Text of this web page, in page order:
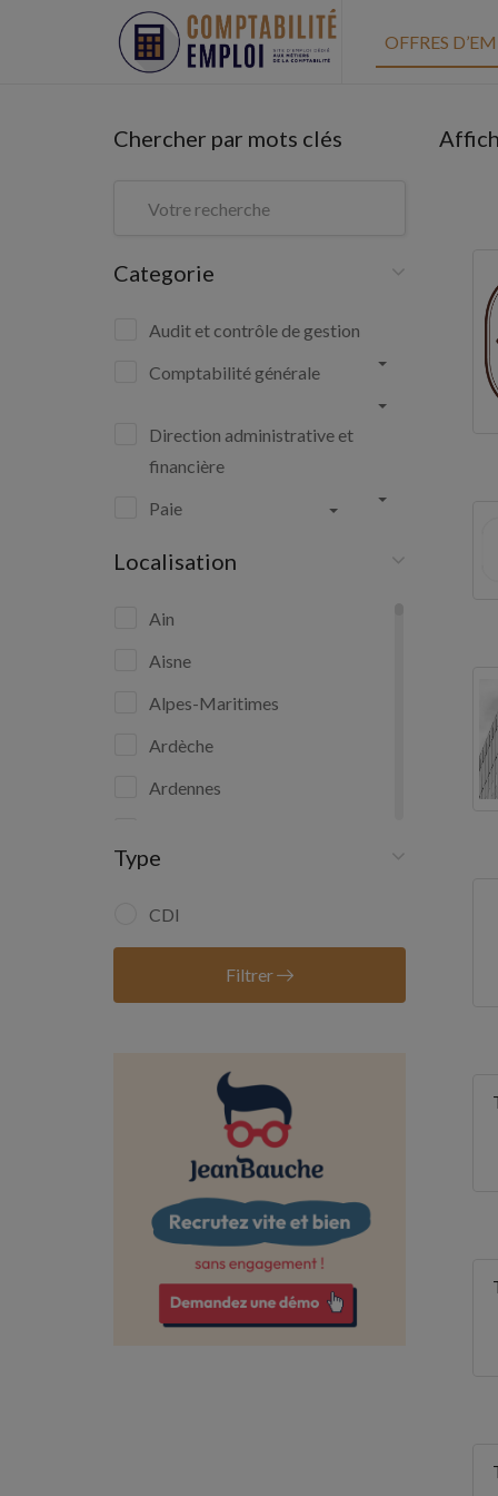
OFFRES
Chercher par mots clés
Categorie
Audit et contrôle de gestion
Comptabilité générale
Direction administrative et
financière
Paie
Localisation
Ain
Aisne
Alpes-Maritimes
Ardèche
Ardennes
Aube
Aude
Bas-Rhin
Calvados
Charente
Charente-Maritime
Corrèze
Type
CDI
Filtrer